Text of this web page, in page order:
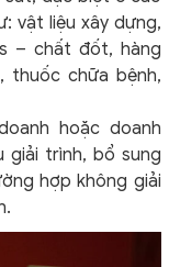
vật liệu xây dựng,
– chất đốt, hàng
thuốc chữa bệnh,
hoặc doanh
giải trình, bổ sung
hợp không giải